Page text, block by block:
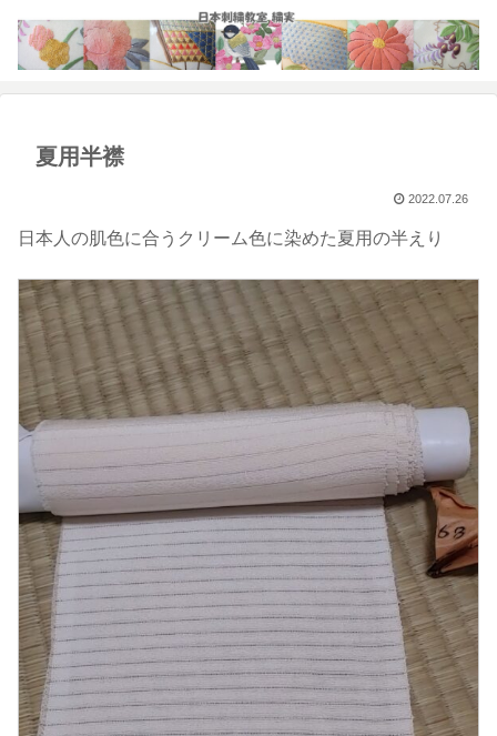
夏用半襟
2022.07.26
日本人の肌色に合うクリーム色に染めた夏用の半えり